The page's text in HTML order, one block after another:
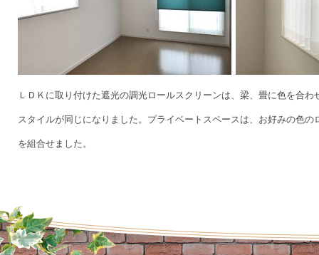
ＬＤＫに取り付けた遮光の調光ロールスクリーンは、梁、畳に色を合わ
スタイルが同じになりました。プライベートスペースは、お好みの色の
を組合せました。